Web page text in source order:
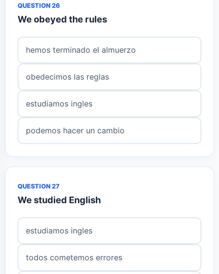
QUESTION 26
We obeyed the rules
hemos terminado el almuerzo
obedecimos las reglas
estudiamos ingles
podemos hacer un cambio
QUESTION 27
We studied English
estudiamos ingles
todos cometemos errores